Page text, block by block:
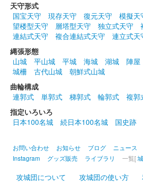
天守形式
国宝天守
現存天守 復元天守 模擬天
望楼型天守
層塔型天守 独立式天守
連結式天守
複合連結式天守
連立式天
縄張形態
山城
平山城 平城 海城 湖城 陣屋
城柵
古代山城
朝鮮式山城
曲輪構成
連郭式
単郭式 梯郭式 輪郭式 複郭
指定いろいろ
日本100名城
続日本100名城 国史跡
お問い合わせ お知らせ ブログ ニュース
Instagram
グッズ販売 ライブラリ 一覧[城
攻城団について 攻城団の使い方